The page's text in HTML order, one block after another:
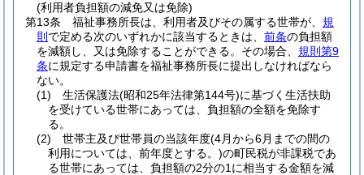
(利用者負担額の減免又は免除)
第13条
福祉事務所長は、利用者及びその属する世帯が、 規
則 で定める次のいずれかに該当するときは、 前条の負担額
を減額し、又は免除することができる。 その場合、 規則第9
条に規定する申請書を福祉事務所長に提出しなければなら
ない。
(1)
生活保護法(昭和25年法律第144号)に基づく生活扶助
を受けている世帯にあっては、負担額の全額を免除す
る。
(2)
世帯主及び世帯員の当該年度(4月から6月までの間の
利用については、前年度とする。)の町民税が非課税であ
る世帯にあっては、負担額の2分の1に相当する金額を減